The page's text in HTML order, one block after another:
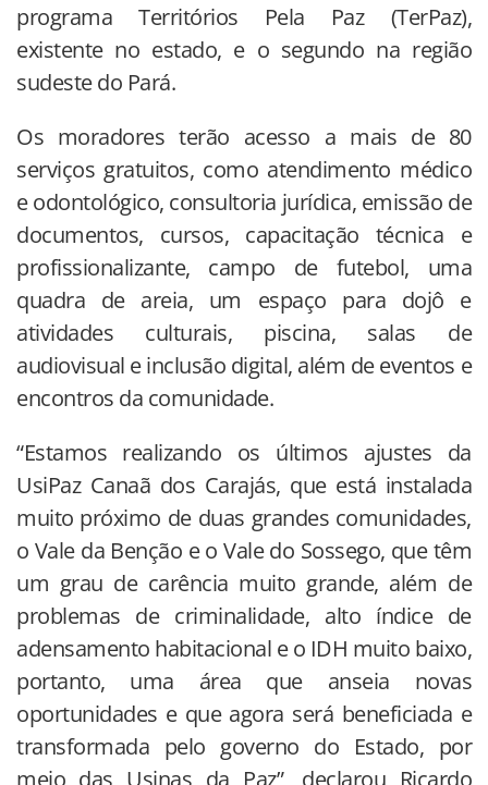
programa Territórios Pela Paz (TerPaz),
existente no estado, e o segundo na região
sudeste do Pará.
Os moradores terão acesso a mais de 80
serviços gratuitos, como atendimento médico
e odontológico, consultoria jurídica, emissão de
documentos, cursos, capacitação técnica e
profissionalizante, campo de futebol, uma
quadra de areia, um espaço para dojô e
atividades culturais, piscina, salas de
audiovisual e inclusão digital, além de eventos e
encontros da comunidade.
“Estamos realizando os últimos ajustes da
UsiPaz Canaã dos Carajás, que está instalada
muito próximo de duas grandes comunidades,
o Vale da Benção e o Vale do Sossego, que têm
um grau de carência muito grande, além de
problemas de criminalidade, alto índice de
adensamento habitacional e o IDH muito baixo,
portanto, uma área que anseia novas
oportunidades e que agora será beneficiada e
transformada pelo governo do Estado, por
meio das Usinas da Paz”, declarou Ricardo